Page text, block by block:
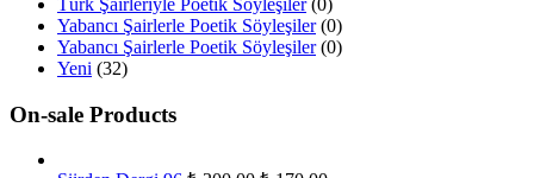
Yabancı Şairlerle Poetik Söyleşiler (0)
Yabancı Şairlerle Poetik Söyleşiler (0)
Yeni (32)
On-sale Products